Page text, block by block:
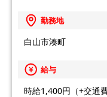
勤務地
白山市湊町
給与
時給1,400円（+交通